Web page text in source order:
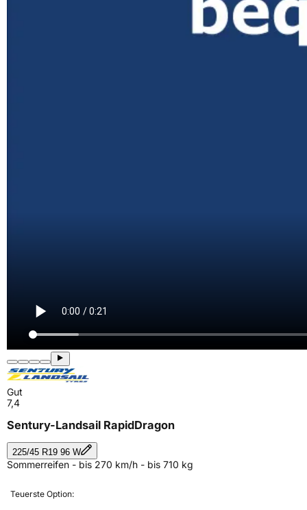
Gut
7,4
Sentury-Landsail RapidDragon
225/45 R19 96 W
Sommerreifen - bis 270 km/h - bis 710 kg
Teuerste Option: